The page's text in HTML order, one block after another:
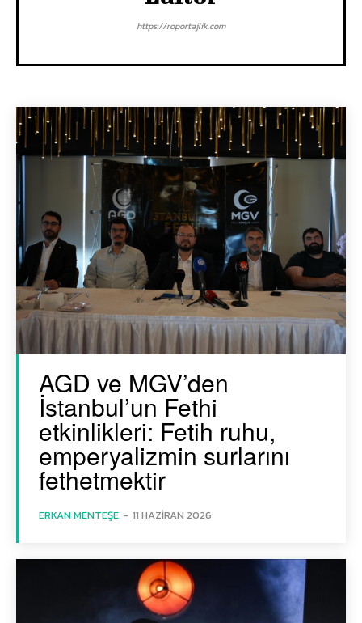
https://roportajlik.com
AGD ve MGV’den
İstanbul’un Fethi
etkinlikleri: Fetih ruhu,
emperyalizmin surlarını
fethetmektir
ERKAN MENTEŞE - 11 HAZIRAN 2026